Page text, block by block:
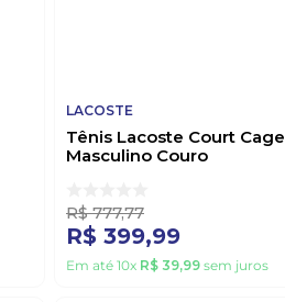
LACOSTE
Tênis Lacoste Court Cage
Masculino Couro
R$ 777,77
R$ 399,99
Em até 10x R$ 39,99sem juros